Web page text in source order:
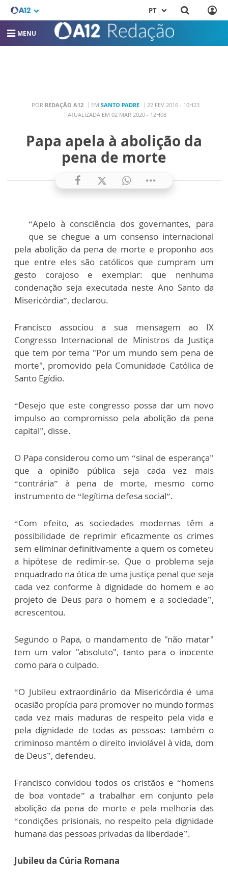
PT
MENU
POR REDAÇÃO A12 EM SANTO PADRE
22 FEV 2016 - 10H23
ATUALIZADA EM 02 MAR 2020 - 12H08
Papa apela à abolição da
pena de morte
“Apelo à consciência dos governantes, para
que se chegue a um consenso internacional
pela abolição da pena de morte e proponho aos
que entre eles são católicos que cumpram um
gesto corajoso e exemplar: que nenhuma
condenação seja executada neste Ano Santo da
Misericórdia”, declarou.
Francisco associou a sua mensagem ao IX
Congresso Internacional de Ministros da Justiça
que tem por tema "Por um mundo sem pena de
morte", promovido pela Comunidade Católica de
Santo Egídio.
“Desejo que este congresso possa dar um novo
impulso ao compromisso pela abolição da pena
capital”, disse.
O Papa considerou como um “sinal de esperança”
que a opinião pública seja cada vez mais
“contrária” à pena de morte, mesmo como
instrumento de “legítima defesa social”.
“Com efeito, as sociedades modernas têm a
possibilidade de reprimir eficazmente os crimes
sem eliminar definitivamente a quem os cometeu
a hipótese de redimir-se. Que o problema seja
enquadrado na ótica de uma justiça penal que seja
cada vez conforme à dignidade do homem e ao
projeto de Deus para o homem e a sociedade”,
acrescentou.
Segundo o Papa, o mandamento de "não matar"
tem um valor "absoluto", tanto para o inocente
como para o culpado.
“O Jubileu extraordinário da Misericórdia é uma
ocasião propícia para promover no mundo formas
cada vez mais maduras de respeito pela vida e
pela dignidade de todas as pessoas: também o
criminoso mantém o direito inviolável à vida, dom
de Deus”, defendeu.
Francisco convidou todos os cristãos e “homens
de boa vontade” a trabalhar em conjunto pela
abolição da pena de morte e pela melhoria das
“condições prisionais, no respeito pela dignidade
humana das pessoas privadas da liberdade”.
Jubileu da Cúria Romana